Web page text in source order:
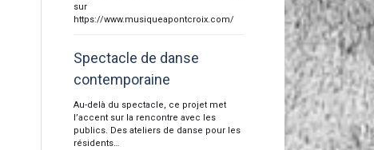
sur
https://www.musiqueapontcroix.com/
Spectacle de danse
contemporaine
Au-delà du spectacle, ce projet met
l’accent sur la rencontre avec les
publics. Des ateliers de danse pour les
résidents…